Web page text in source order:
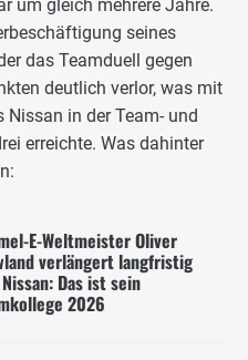
um gleich mehrere Jahre.
seines
das Teamduell gegen
deutlich verlor, was mit
in der Team- und
erreichte. Was dahinter
E-Weltmeister Oliver
verlängert langfristig
Das ist sein
2026